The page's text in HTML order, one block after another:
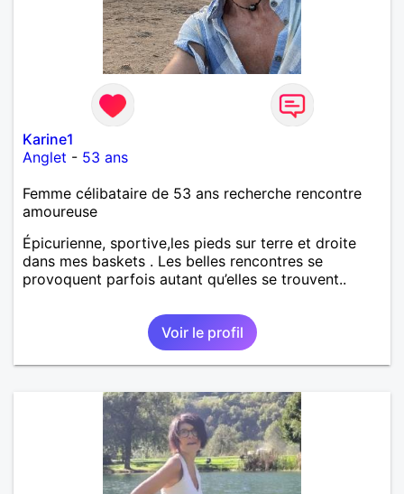
Karine1
Anglet - 53 ans
Femme célibataire de 53 ans recherche rencontre
amoureuse
Épicurienne, sportive,les pieds sur terre et droite
dans mes baskets . Les belles rencontres se
provoquent parfois autant qu’elles se trouvent..
Voir le profil